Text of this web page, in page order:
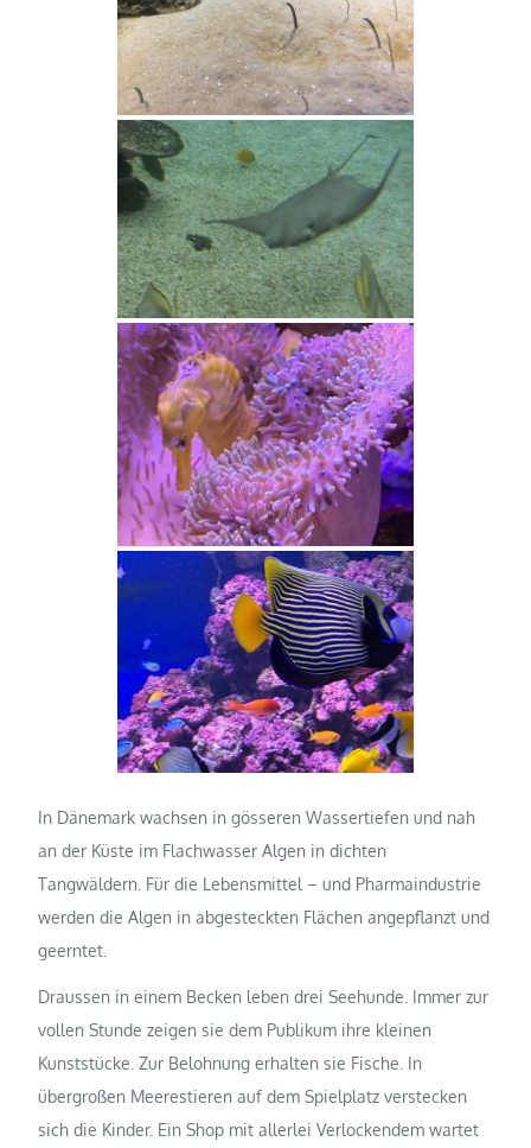
In Dänemark wachsen in gösseren Wassertiefen und nah
an der Küste im Flachwasser Algen in dichten
Tangwäldern. Für die Lebensmittel – und Pharmaindustrie
werden die Algen in abgesteckten Flächen angepflanzt und
geerntet.
Draussen in einem Becken leben drei Seehunde. Immer zur
vollen Stunde zeigen sie dem Publikum ihre kleinen
Kunststücke. Zur Belohnung erhalten sie Fische. In
übergroßen Meerestieren auf dem Spielplatz verstecken
sich die Kinder. Ein Shop mit allerlei Verlockendem wartet